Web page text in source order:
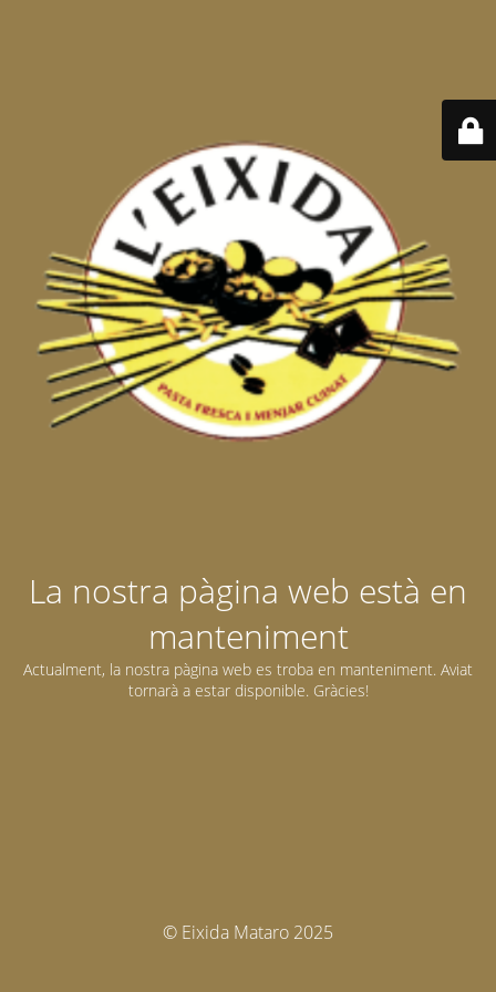
La nostra pàgina web està en
manteniment
Actualment, la nostra pàgina web es troba en manteniment. Aviat
tornarà a estar disponible. Gràcies!
© Eixida Mataro 2025